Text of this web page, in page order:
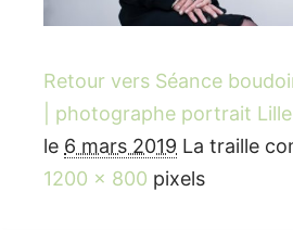
Retour vers Séance
| photographe portrait Lille
le 6 mars 2019 La traille
1200 × 800 pixels